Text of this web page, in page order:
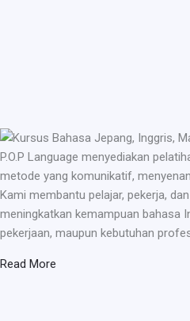
P.O.P Language menyediakan
metode yang komunikatif,
Kami membantu pelajar, pekerja,
meningkatkan kemampuan bahasa
pekerjaan, maupun kebutuhan
Read More